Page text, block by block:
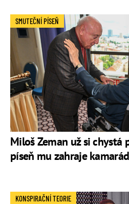
Miloš Zeman už si chystá
píseň mu zahraje
SMUTEČNÍ PÍSEŇ
KONSPIRAČNÍ TEORIE